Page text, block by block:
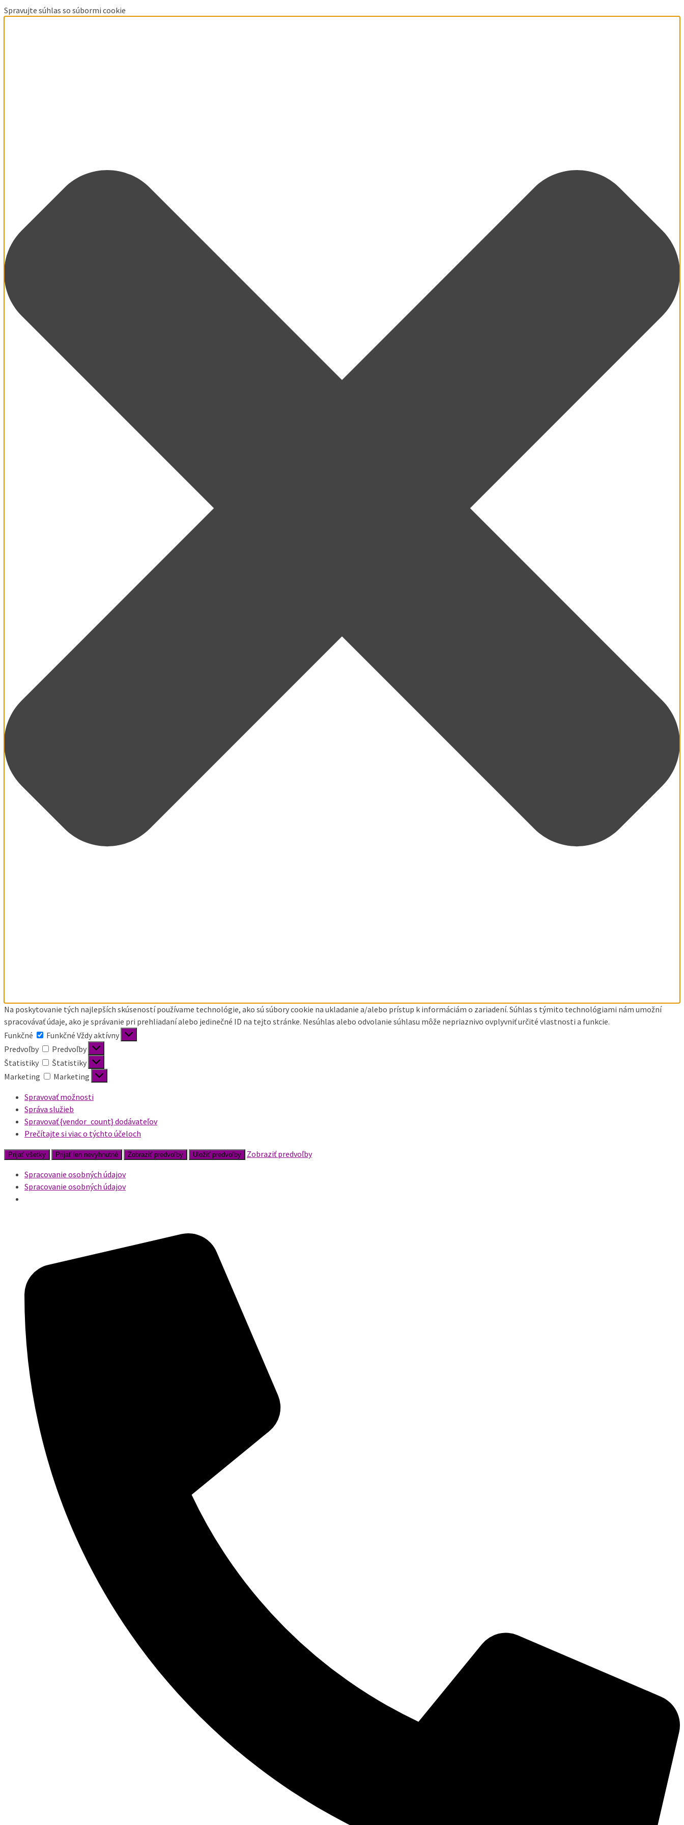
Spravujte súhlas so súbormi cookie
Na poskytovanie tých najlepších skúseností používame technológie, ako sú súbory cookie na ukladanie a/alebo prístup k informáciám o zariadení. Súhlas s týmito technológiami nám umožní
spracovávať údaje, ako je správanie pri prehliadaní alebo jedinečné ID na tejto stránke. Nesúhlas alebo odvolanie súhlasu môže nepriaznivo ovplyvniť určité vlastnosti a funkcie.
Funkčné
Funkčné Vždy aktívny
Predvoľby
Predvoľby
Štatistiky
Štatistiky
Marketing
Marketing
Spravovať možnosti
Správa služieb
Spravovať {vendor_count} dodávateľov
Prečítajte si viac o týchto účeloch
Prijať všetky Prijať len nevyhnutné Zobraziť predvoľby Uložiť predvoľby
Zobraziť predvoľby
Spracovanie osobných údajov
Spracovanie osobných údajov